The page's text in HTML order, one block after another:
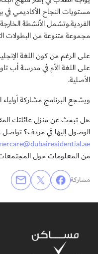
مستويات النجاح الأكاديمي في
الفردية.وتشمل الأنشطة
مجموعة متنوعة من البطولات
على الرغم من كون اللغة
على اللغة الأم في مدرسة أب
الأصلية.
ويشجع البرنامج مشاركة أولياء
هل تبحث عن منزل عائلتك
الوصول إليها في مردف؟
من المعلومات حول المجتمعات
مشاركة